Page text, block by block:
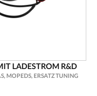
LADESTROM R&D
MOPEDS, ERSATZ TUNING